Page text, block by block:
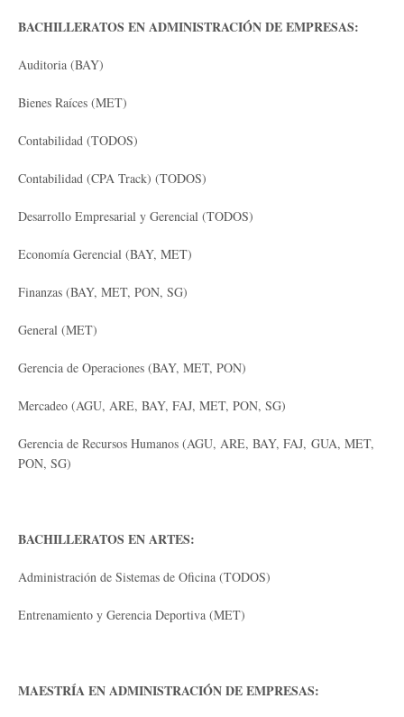
BACHILLERATOS EN ADMINISTRACIÓN DE EMPRESAS:
Auditoria (BAY)
Bienes Raíces (MET)
Contabilidad (TODOS)
Contabilidad (CPA Track) (TODOS)
Desarrollo Empresarial y Gerencial (TODOS)
Economía Gerencial (BAY, MET)
Finanzas (BAY, MET, PON, SG)
General (MET)
Gerencia de Operaciones (BAY, MET, PON)
Mercadeo (AGU, ARE, BAY, FAJ, MET, PON, SG)
Gerencia de Recursos Humanos (AGU, ARE, BAY, FAJ, GUA, MET,
PON, SG)
BACHILLERATOS EN ARTES:
Administración de Sistemas de Oficina (TODOS)
Entrenamiento y Gerencia Deportiva (MET)
MAESTRÍA EN ADMINISTRACIÓN DE EMPRESAS: